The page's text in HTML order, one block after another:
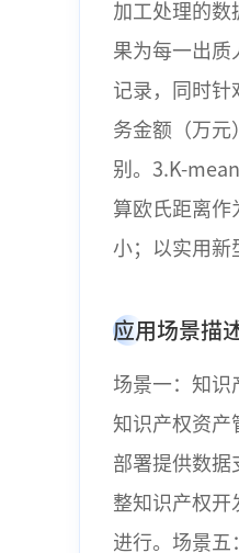
加工处理的数
果为每一出质
记录，同时针
务金额（万元
别。3.K-
算欧氏距离作
小；以实用新
应用场景描
场景一：知识
知识产权资产
部署提供数据
整知识产权开
进行。场景五